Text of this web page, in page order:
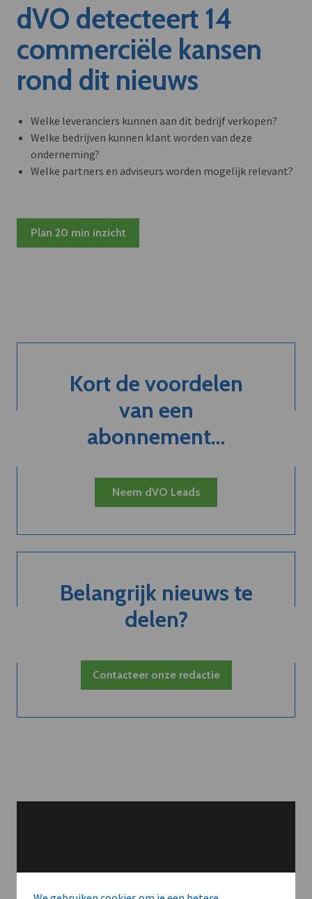
dVO detecteert 14
commerciële kansen
rond dit nieuws
Welke leveranciers kunnen aan dit bedrijf verkopen?
Welke bedrijven kunnen klant worden van deze
onderneming?
Welke partners en adviseurs worden mogelijk relevant?
Plan 20 min inzicht
Kort de voordelen
van een
abonnement...
Neem dVO Leads
Belangrijk nieuws te
delen?
Contacteer onze redactie